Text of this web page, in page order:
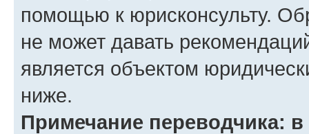
помощью к юрисконсульту.
не может давать
является объектом
ниже.
Примечание переводчика: